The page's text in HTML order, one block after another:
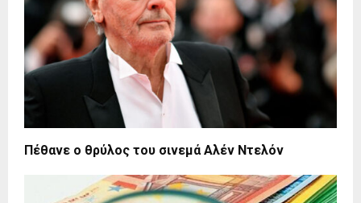
Πέθανε ο θρύλος του σινεμά Αλέν Ντελόν